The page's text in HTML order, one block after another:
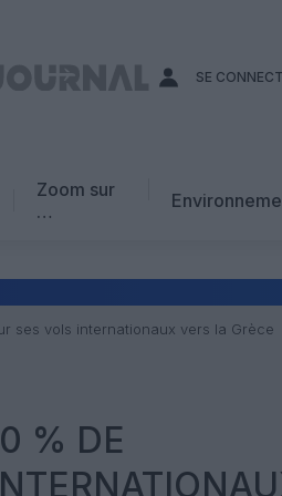
SE
Zoom sur
…
Avis d’expert
ses vols internationaux vers la Grèce
% DE